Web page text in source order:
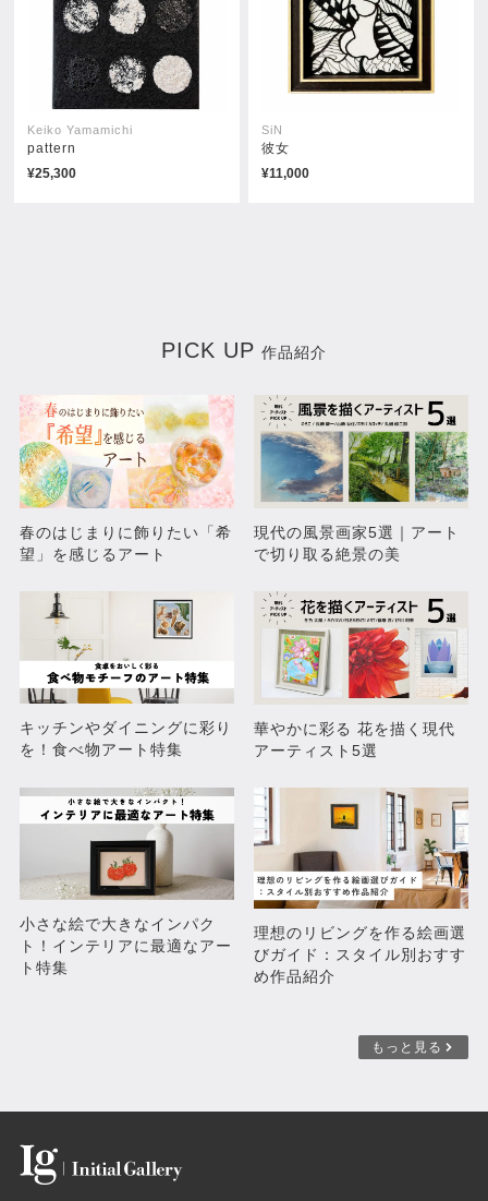
花の貴公子
巻き物
再生
¥50,600
¥297,000
青い海
¥50,600
Keiko Yamamichi
pattern
¥25,300
SiN
彼女
¥11,000
PICK UP 作品紹介
春のはじまりに飾りたい「希
望」を感じるアート
現代の風景画家5選｜アート
で切り取る絶景の美
キッチンやダイニングに彩り
を！食べ物アート特集
華やかに彩る 花を描く現代
アーティスト5選
小さな絵で大きなインパク
ト！インテリアに最適なアー
ト特集
理想のリビングを作る絵画選
びガイド：スタイル別おすす
め作品紹介
もっと見る